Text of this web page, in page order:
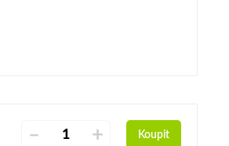
– + Koupit